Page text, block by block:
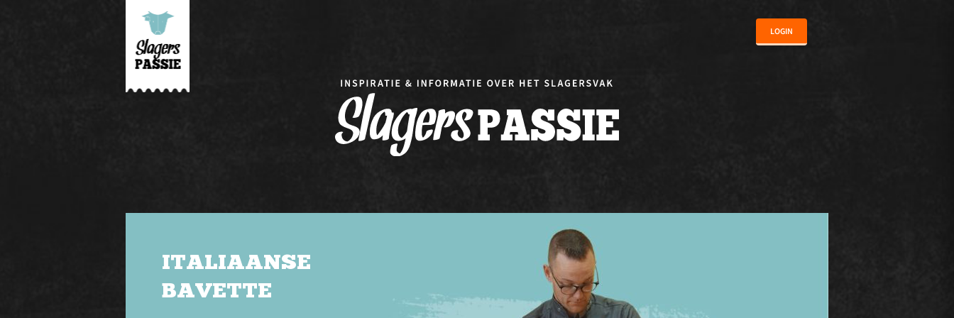
LOGIN
ITALIAANSE
BAVETTE